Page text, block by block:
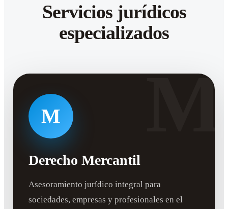
Servicios jurídicos
especializados
M
M
Derecho Mercantil
Asesoramiento jurídico integral para
sociedades, empresas y profesionales en el